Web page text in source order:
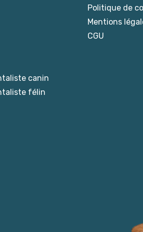
canin
félin
Politique de
Mentions
CGU